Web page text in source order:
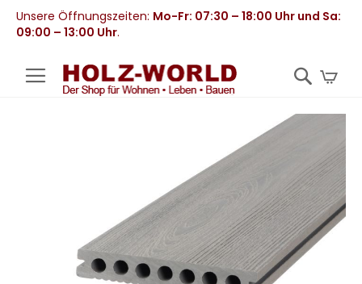
Unsere Öffnungszeiten: Mo-Fr: 07:30 – 18:00 Uhr und Sa:
09:00 – 13:00 Uhr.